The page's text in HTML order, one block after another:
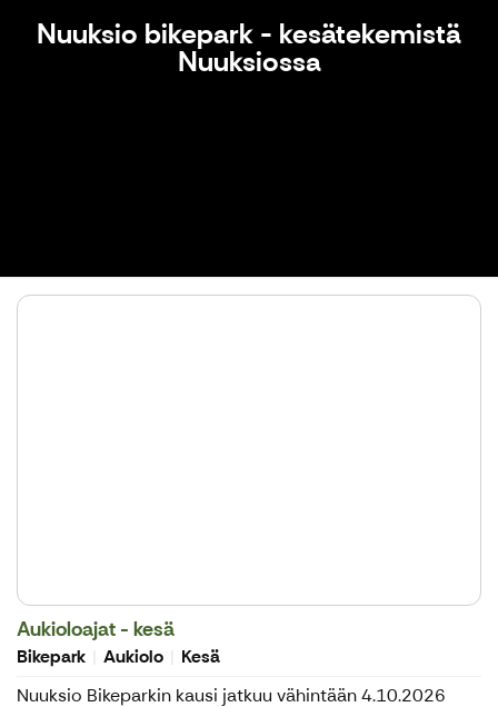
Nuuksio bikepark - kesätekemistä
Nuuksiossa
Aukioloajat - kesä
Bikepark Aukiolo
Kesä
Nuuksio Bikeparkin kausi jatkuu vähintään 4.10.2026